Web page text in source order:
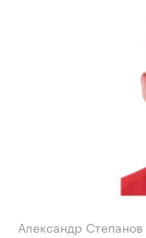
Александр Степанов